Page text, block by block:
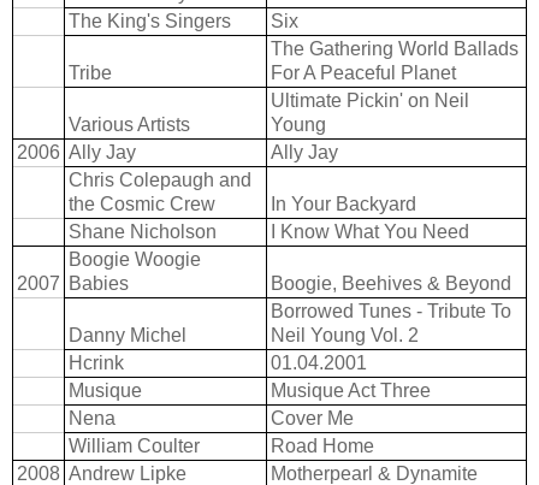
The King's Singers
Six
Tribe
The Gathering World Ballads
For A Peaceful Planet
Various Artists
Ultimate Pickin' on Neil
Young
2006 Ally Jay
Ally Jay
Chris Colepaugh and
the Cosmic Crew
In Your Backyard
Shane Nicholson
I Know What You Need
2007
Boogie Woogie
Babies
Boogie, Beehives & Beyond
Danny Michel
Borrowed Tunes - Tribute To
Neil Young Vol. 2
Hcrink
01.04.2001
Musique
Musique Act Three
Nena
Cover Me
William Coulter
Road Home
2008 Andrew Lipke
Motherpearl & Dynamite